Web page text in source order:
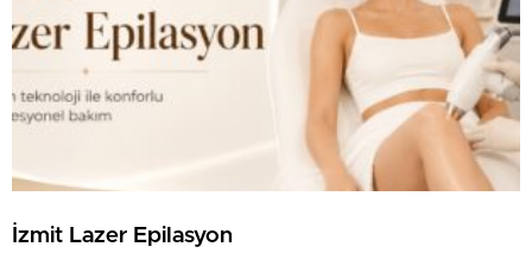
İzmit Lazer Epilasyon